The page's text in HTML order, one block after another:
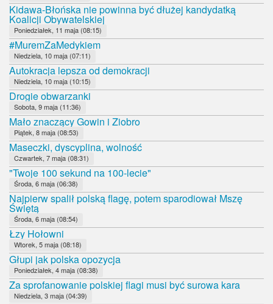
Kidawa-Błońska nie powinna być dłużej kandydatką
Koalicji Obywatelskiej
Poniedziałek, 11 maja (08:15)
#MuremZaMedykiem
Niedziela, 10 maja (07:11)
Autokracja lepsza od demokracji
Niedziela, 10 maja (10:15)
Drogie obwarzanki
Sobota, 9 maja (11:36)
Mało znaczący Gowin i Ziobro
Piątek, 8 maja (08:53)
Maseczki, dyscyplina, wolność
Czwartek, 7 maja (08:31)
"Twoje 100 sekund na 100-lecie"
Środa, 6 maja (06:38)
Najpierw spalił polską flagę, potem sparodiował Mszę
Świętą
Środa, 6 maja (08:54)
Łzy Hołowni
Wtorek, 5 maja (08:18)
Głupi jak polska opozycja
Poniedziałek, 4 maja (08:38)
Za sprofanowanie polskiej flagi musi być surowa kara
Niedziela, 3 maja (04:39)